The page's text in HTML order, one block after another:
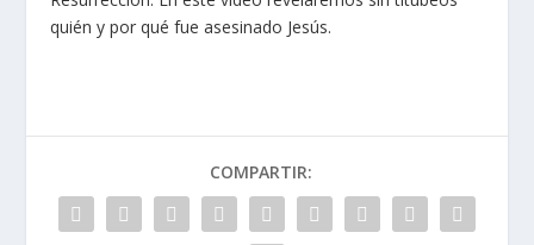
quién y por qué fue asesinado Jesús.
COMPARTIR: